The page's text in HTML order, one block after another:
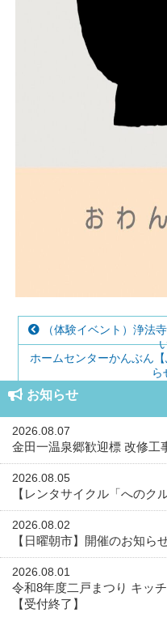
（体験イベント）浄法
ホームセンターかんぶん
ら
お知らせ
2026.08.07
金田一温泉郷歓迎標 改修工
2026.08.05
【レンタサイクル「へのク
2026.08.02
【日曜朝市】開催のお知ら
2026.08.01
令和8年度二戸まつり キッ
【受付終了】